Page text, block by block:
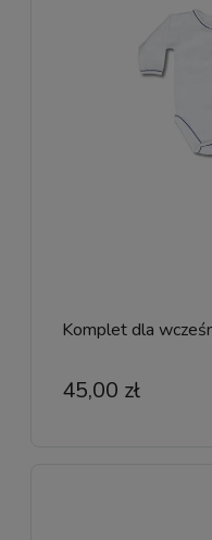
Komplet dla
45,00 zł